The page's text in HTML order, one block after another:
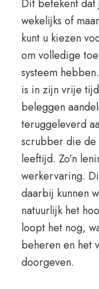
Dit betekent
wekelijks of
kunt u kiezen
om volledige
systeem
is in zijn vrije
beleggen
teruggeleverd
scrubber die de
leeftijd. Zo’n
werkervaring.
daarbij kunnen
natuurlijk het
loopt het nog,
beheren en het
doorgeven.